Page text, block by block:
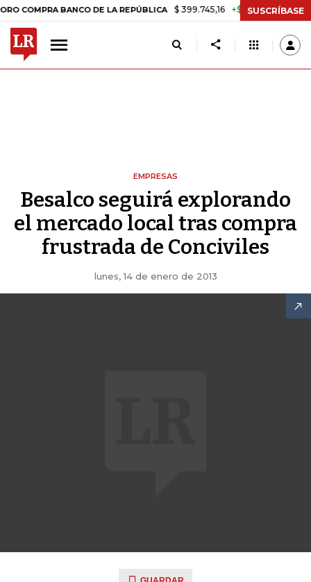
BANCO DE LA REPÚBLICA $ 399.745,16 +$ 2.295,71 +0,58%
SUSCRÍBASE
EMPRESAS
Besalco seguirá explorando
el mercado local tras compra
frustrada de Conciviles
lunes, 14 de enero de 2013